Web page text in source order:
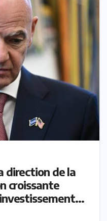
direction de la
croissante